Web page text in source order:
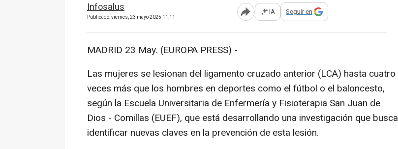
Infosalus
Publicado: viernes, 23 mayo 2025 11:11 Abrir opciones para compartir
IA Seguir en
MADRID 23 May. (EUROPA PRESS) -
Las mujeres se lesionan del ligamento cruzado anterior (LCA) hasta cuatro
veces más que los hombres en deportes como el fútbol o el baloncesto,
según la Escuela Universitaria de Enfermería y Fisioterapia San Juan de
Dios - Comillas (EUEF), que está desarrollando una investigación que busca
identificar nuevas claves en la prevención de esta lesión.